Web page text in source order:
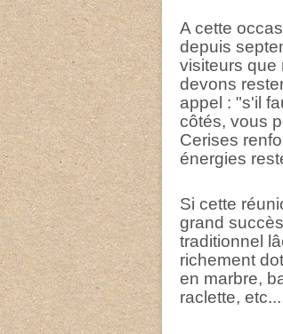
A cette
depuis
visiteurs que
devons
appel : "s'il
côtés, vous
Cerises
énergies
Si cette
grand
traditionnel
richement
en marbre,
raclette, etc...